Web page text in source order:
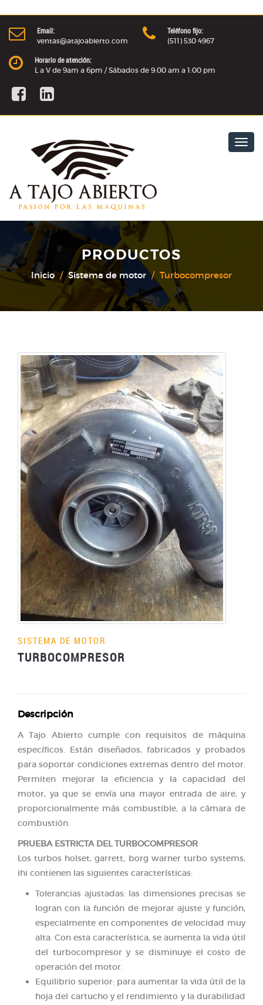
Email:
ventas@atajoabierto.com
Teléfono fijo:
(511) 530 4967
Horario de atención:
L a V de 9am a 6pm / Sábados de 9:00 am a 1:00 pm
PRODUCTOS
Inicio Sistema de motor Turbocompresor
SISTEMA DE MOTOR
TURBOCOMPRESOR
Descripción
A Tajo Abierto cumple con requisitos de máquina
específicos. Están diseñados, fabricados y probados
para soportar condiciones extremas dentro del motor.
Permiten mejorar la eficiencia y la capacidad del
motor, ya que se envía una mayor entrada de aire, y
proporcionalmente más combustible, a la cámara de
combustión.
PRUEBA ESTRICTA DEL TURBOCOMPRESOR
Los turbos holset, garrett, borg warner turbo systems,
ihi contienen las siguientes características:
Tolerancias ajustadas: las dimensiones precisas se
logran con la función de mejorar ajuste y función,
especialmente en componentes de velocidad muy
alta. Con esta característica, se aumenta la vida útil
del turbocompresor y se disminuye el costo de
operación del motor.
Equilibrio superior: para aumentar la vida útil de la
hoja del cartucho y el rendimiento y la durabilidad